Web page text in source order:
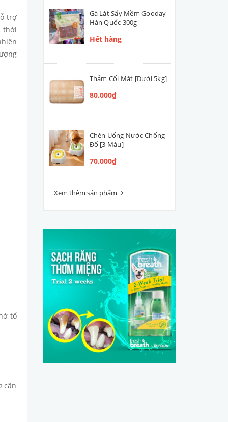
trợ
thời
tổ
cân
Gà Lát Sấy Mềm Gooday
Hàn Quốc 300g
Hết hàng
Thảm Cối Mát [Dưới 5kg]
80.000₫
Chén Uống Nước Chống
Đổ [3 Màu]
70.000₫
Xem thêm sản phẩm